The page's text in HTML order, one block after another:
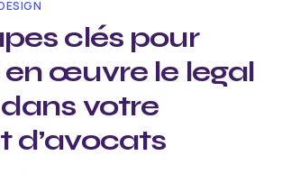
clés pour
œuvre le legal
votre
d’avocats